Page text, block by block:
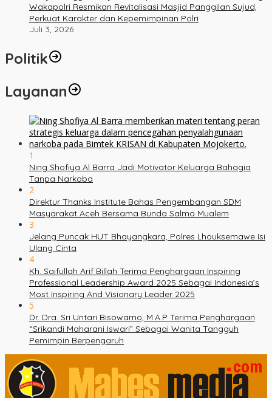
Wakapolri Resmikan Revitalisasi Masjid Panggilan Sujud,
Perkuat Karakter dan Kepemimpinan Polri
Juli 3, 2026
Politik
Layanan
1
Ning Shofiya Al Barra Jadi Motivator Keluarga Bahagia
Tanpa Narkoba
2
Direktur Thanks Institute Bahas Pengembangan SDM
Masyarakat Aceh Bersama Bunda Salma Mualem
3
Jelang Puncak HUT Bhayangkara, Polres Lhouksemawe Isi
Ulang Cinta
4
Kh. Saifullah Arif Billah Terima Penghargaan Inspiring
Professional Leadership Award 2025 Sebagai Indonesia’s
Most Inspiring And Visionary Leader 2025
5
Dr. Dra. Sri Untari Bisowarno, M.A.P Terima Penghargaan
“Srikandi Maharani Iswari” Sebagai Wanita Tangguh
Pemimpin Berpengaruh